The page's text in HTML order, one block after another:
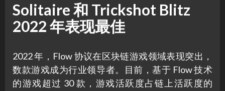
Solitaire 和 Trickshot Blitz
2022 年表现最佳
2022 年，Flow 协议在区块链游戏领域表现突出，
数款游戏成为行业领导者。目前，基于 Flow 技术
的游戏超过 30 款，游戏活跃度占链上活跃度的